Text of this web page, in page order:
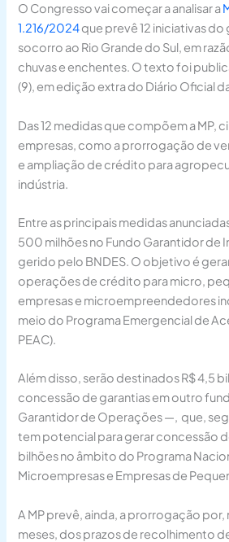
O Congresso vai começar a analisar a
1.216/2024que prevê 12 iniciativas
socorro ao Rio Grande do Sul, em
chuvas e enchentes. O texto foi
(9), em edição extra do Diário Oficial
Das 12 medidas que compõem a MP,
empresas, como a prorrogação de
e ampliação de crédito para
indústria.
Entre as principais medidas
500 milhões no Fundo Garantidor de
gerido pelo BNDES. O objetivo é
operações de crédito para micro,
empresas e microempreendedores
meio do Programa Emergencial de
PEAC).
Além disso, serão destinados R$ 4,5
concessão de garantias em outro
Garantidor de Operações —, que,
tem potencial para gerar concessão
bilhões no âmbito do Programa
Microempresas e Empresas de
A MP prevê, ainda, a prorrogação por,
meses, dos prazos de recolhimento